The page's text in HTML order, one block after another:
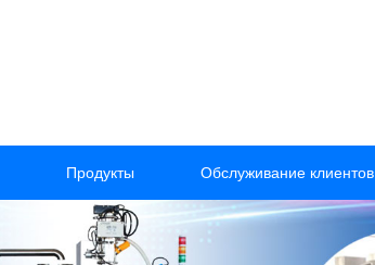
Продукты Обслуживание клиентов